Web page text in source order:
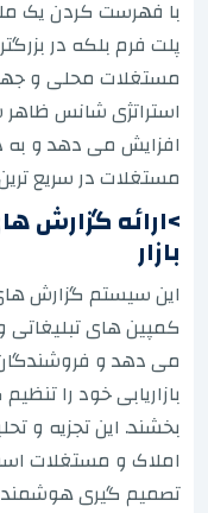
پلت فرم بلکه در
مستغلات محلی و
استراتژی شانس
افزایش می دهد و به
مستغلات در سریع
>ارائه گزارش
بازار
این سیستم گزارش
کمپین های تبلیغاتی
می دهد و فروشندگان
بازاریابی خود را
بخشند. این تجزیه و
املاک و مستغلات
تصمیم گیری